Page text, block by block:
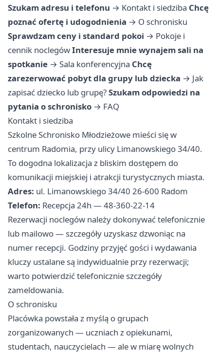
Szukam adresu i telefonu → Kontakt i siedziba Chcę
poznać ofertę i udogodnienia → O schronisku
Sprawdzam ceny i standard pokoi → Pokoje i
cennik noclegówInteresuje mnie wynajem sali na
spotkanie → Sala konferencyjna Chcę
zarezerwować pobyt dla grupy lub dziecka → Jak
zapisać dziecko lub grupę?Szukam odpowiedzi na
pytania o schronisko → FAQ
Kontakt i siedziba
Szkolne Schronisko Młodzieżowe mieści się w
centrum Radomia, przy ulicy Limanowskiego 34/40.
To dogodna lokalizacja z bliskim dostępem do
komunikacji miejskiej i atrakcji turystycznych miasta.
Adres: ul. Limanowskiego 34/40 26-600 Radom
Telefon: Recepcja 24h — 48-360-22-14
Rezerwacji noclegów należy dokonywać telefonicznie
lub mailowo — szczegóły uzyskasz dzwoniąc na
numer recepcji. Godziny przyjęć gości i wydawania
kluczy ustalane są indywidualnie przy rezerwacji;
warto potwierdzić telefonicznie szczegóły
zameldowania.
O schronisku
Placówka powstała z myślą o grupach
zorganizowanych — uczniach z opiekunami,
studentach, nauczycielach — ale w miarę wolnych